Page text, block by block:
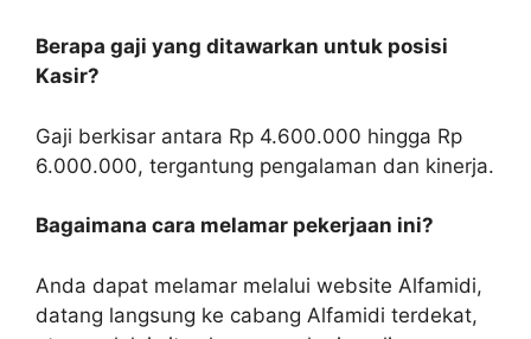
Berapa gaji yang ditawarkan untuk posisi
Kasir?
Gaji berkisar antara Rp 4.600.000 hingga Rp
6.000.000, tergantung pengalaman dan kinerja.
Bagaimana cara melamar pekerjaan ini?
Anda dapat melamar melalui website Alfamidi,
datang langsung ke cabang Alfamidi terdekat,